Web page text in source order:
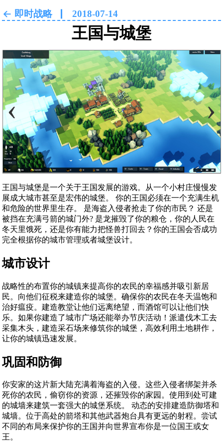
即时战略 2018-07-14
王国与城堡
‹ ›
王国与城堡是一个关于王国发展的游戏。从一个小村庄慢慢发
展成大城市甚至是宏伟的城堡。 你的王国必须在一个充满生机
和危险的世界里生存。 是海盗入侵者抢走了你的市民？ 还是
被挡在充满弓箭的城门外? 是龙摧毁了你的粮仓，你的人民在
冬天里饿死，还是你有能力把怪兽打回去？你的王国会否成功
完全根据你的城市管理或者城堡设计。
城市设计
战略性的布置你的城镇来提高你的农民的幸福感并吸引新居
民。向他们征税来建造你的城堡。确保你的农民在冬天温饱和
治好瘟疫。建造教堂让他们远离绝望，而酒馆可以让他们快
乐。如果你建造了城市广场还能举办节庆活动！派遣伐木工去
采集木头，建造采石场来修筑你的城堡，高效利用土地耕作，
让你的城镇迅速发展。
巩固和防御
你安家的这片新大陆充满着海盗的入侵。这些入侵者绑架并杀
死你的农民，偷窃你的资源，还摧毁你的家园。使用到处可建
的城墙来建筑一套强大的城堡系统。 动态的安排建造防御塔和
城墙。位于高处的箭塔和其他武器炮台具有更远的射程。尝试
不同的布局来保护你的王国并向世界宣布你是一位国王或女
王。